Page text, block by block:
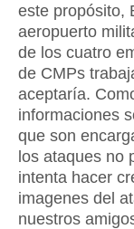
este propósito,
aeropuerto
de los cuatro
de CMPs
aceptaría.
informaciones
que son
los ataques no
intenta hacer
imagenes del
nuestros